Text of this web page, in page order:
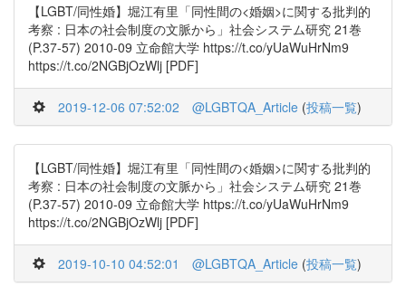
【LGBT/同性婚】堀江有里「同性間の<婚姻>に関する批判的
考察 : 日本の社会制度の文脈から」社会システム研究 21巻
(P.37-57) 2010-09 立命館大学 https://t.co/yUaWuHrNm9
https://t.co/2NGBjOzWlj [PDF]
2019-12-06 07:52:02 @LGBTQA_Article (投稿一覧)
【LGBT/同性婚】堀江有里「同性間の<婚姻>に関する批判的
考察 : 日本の社会制度の文脈から」社会システム研究 21巻
(P.37-57) 2010-09 立命館大学 https://t.co/yUaWuHrNm9
https://t.co/2NGBjOzWlj [PDF]
2019-10-10 04:52:01 @LGBTQA_Article (投稿一覧)